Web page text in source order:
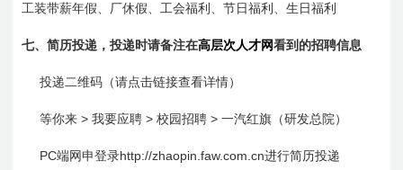
工装带薪年假、厂休假、工会福利、节日福利、生日福利
七、简历投递，投递时请备注在高层次人才网看到的招聘信息
投递二维码 （请点击链接查看详情）
等你来 >我要应聘 >校园招聘 >一汽红旗（研发总院）
PC端网申登录http://zhaopin.faw.com.cn进行简历投递